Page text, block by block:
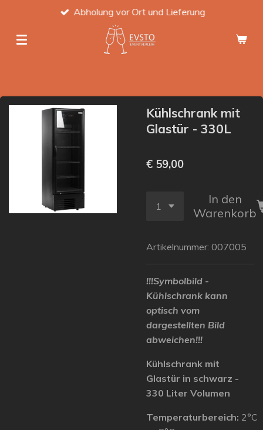
springen
Abholung vor Ort und Lieferung
Kühlschrank mit
Glastür - 330L
€ 59,00
In den
Warenkorb
Artikelnummer: 007005
!!!Symbolbild -
Kühlschrank kann
optisch vom
dargestellten Bild
abweichen!!!
Kühlschrank mit
Glastür in schwarz -
330 Liter Volumen
Temperaturbereich: 2°C